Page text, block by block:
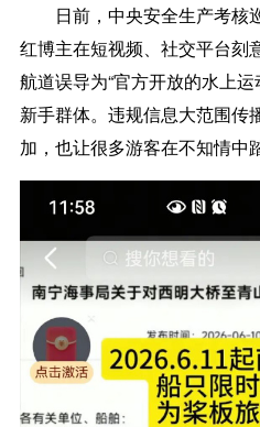
日前，中央安全生产考核
红博主在短视频、社交平台刻
航道误导为“官方开放的水上
新手群体。违规信息大范围传
加，也让很多游客在不知情中